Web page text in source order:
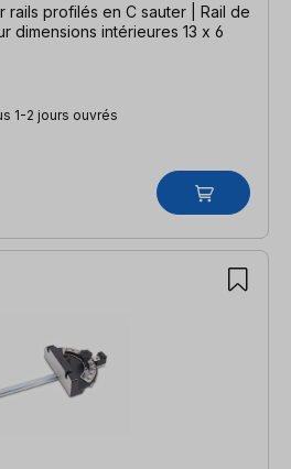
rails profilés en C sauter | Rail de
dimensions intérieures 13 x 6
1-2 jours ouvrés